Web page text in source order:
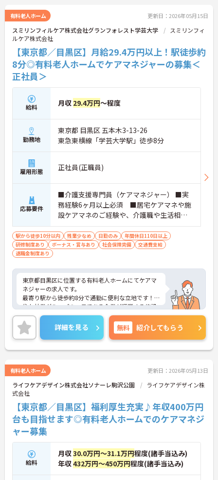
用意しておりますので、ご自身の知識や能力に合わ
せてキャリアアップができます！
また、資格取得支援制度、自己啓発支援制度など、
キャリアプランの実現をサポートする制度もあるの
が魅力的で、人気のある求人です。
年間休日110日以上ございます！お休み多めなの
で、プライベートの時間もしっかり確保できますよ
♪
ご興味ある方には、面接対策ポイントなど、さらに
い！
有料老人ホーム 更新日：2026年05月15日
スミリンフィルケア株式会社グランフォレスト学芸大学
スミリンフィ
ルケア株式会社
【東京都／目黒区】月給29.4万円以上！駅徒歩約
8分◎有料老人ホームでケアマネジャーの募集＜
正社員＞
給料 月収 29.4万円～程度
勤務地
東京都 目黒区 五本木3-13-26
東急東横線「学芸大学駅」徒歩8分
雇用形態 正社員(正職員)
応募要件
■介護支援専門員（ケアマネジャー） ■実
務経験6ヶ月以上必須 ■居宅ケアマネや施
設ケアマネのご経験や、介護職や生活相談
員などの業務と兼任したご経験のある方歓
迎
駅から徒歩10分以内 残業少なめ 日勤のみ
年間休日110日以上
研修制度あり
ボーナス・賞与あり 社会保険完備
交通費支給
退職金制度あり
東京都目黒区に位置する有料老人ホームにてケアマ
ネジャーの求人です。
最寄り駅から徒歩約8分で通勤に便利な立地です！
住友林業グループの一員である企業が運営する施設
で、月給29.4万円以上の好待遇に加え手厚い手当や
福利厚生が魅力です。
ご興味のある方には、面接対策ポイントなど、さら
に詳細をご案内しますのでお気軽にご相談くださ
い！
詳細を見る 無料 紹介してもらう
有料老人ホーム 更新日：2026年05月13日
ライフケアデザイン株式会社ソナーレ駒沢公園
ライフケアデザイン株
式会社
【東京都／目黒区】福利厚生充実♪年収400万円
台も目指せます◎有料老人ホームでのケアマネジ
ャー募集
給料
月収30.0万円～31.1万円程度(諸手当込み)
年収432万円～450万円程度(諸手当込み)